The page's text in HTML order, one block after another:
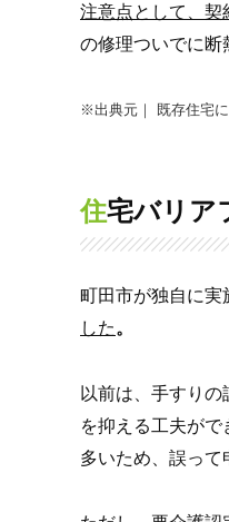
注意点として、契
の修理ついでに断
※出典元｜ 既存住宅
住宅バリ
町田市が独自に実
した。
以前は、手すり
を抑える工夫が
多いため、誤っ